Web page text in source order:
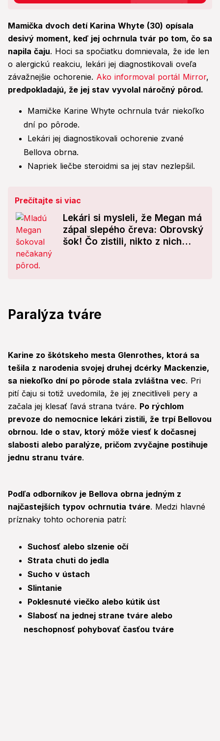
Mamička dvoch detí Karina Whyte (30) opísala
desivý moment, keď jej ochrnula tvár po tom, čo sa
napila čaju. Hoci sa spočiatku domnievala, že ide len
o alergickú reakciu, lekári jej diagnostikovali oveľa
závažnejšie ochorenie. Ako informoval portál Mirror,
predpokladajú, že jej stav vyvolal náročný pôrod.
Mamičke Karine Whyte ochrnula tvár niekoľko
dní po pôrode.
Lekári jej diagnostikovali ochorenie zvané
Bellova obrna.
Napriek liečbe steroidmi sa jej stav nezlepšil.
Prečítajte si viac
Lekári si mysleli, že Megan má
zápal slepého čreva: Obrovský
šok! Čo zistili, nikto z nich
Paralýza tváre
Karine zo škótskeho mesta Glenrothes, ktorá sa
tešila z narodenia svojej druhej dcérky Mackenzie,
sa niekoľko dní po pôrode stala zvláštna vec. Pri
pití čaju si totiž uvedomila, že jej znecitliveli pery a
začala jej klesať ľavá strana tváre. Po rýchlom
prevoze do nemocnice lekári zistili, že trpí Bellovou
obrnou. Ide o stav, ktorý môže viesť k dočasnej
slabosti alebo paralýze, pričom zvyčajne postihuje
jednu stranu tváre.
Podľa odborníkov je Bellova obrna jedným z
najčastejších typov ochrnutia tváre. Medzi hlavné
príznaky tohto ochorenia patrí:
Suchosť alebo slzenie očí
Strata chuti do jedla
Sucho v ústach
Slintanie
Poklesnuté viečko alebo kútik úst
Slabosť na jednej strane tváre alebo
neschopnosť pohybovať časťou tváre